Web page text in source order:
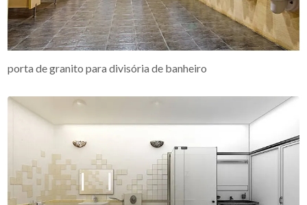
porta de granito para divisória de banheiro